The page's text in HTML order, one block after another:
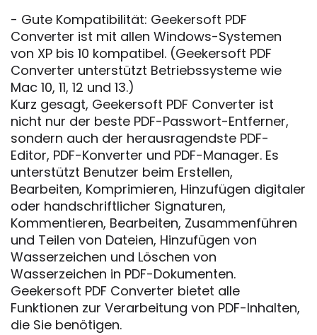
- Gute Kompatibilität: Geekersoft PDF
Converter ist mit allen Windows-Systemen
von XP bis 10 kompatibel. (Geekersoft PDF
Converter unterstützt Betriebssysteme wie
Mac 10, 11, 12 und 13.)
Kurz gesagt, Geekersoft PDF Converter ist
nicht nur der beste PDF-Passwort-Entferner,
sondern auch der herausragendste PDF-
Editor, PDF-Konverter und PDF-Manager. Es
unterstützt Benutzer beim Erstellen,
Bearbeiten, Komprimieren, Hinzufügen digitaler
oder handschriftlicher Signaturen,
Kommentieren, Bearbeiten, Zusammenführen
und Teilen von Dateien, Hinzufügen von
Wasserzeichen und Löschen von
Wasserzeichen in PDF-Dokumenten.
Geekersoft PDF Converter bietet alle
Funktionen zur Verarbeitung von PDF-Inhalten,
die Sie benötigen.